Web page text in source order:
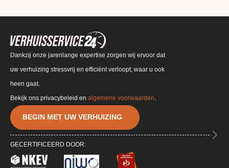
Dankzij onze jarenlange expertise zorgen wij ervoor dat
uw verhuizing stressvrij en efficiënt verloopt, waar u ook
heen gaat.
BEGIN MET UW VERHUIZING
GECERTIFICEERD DOOR:
Bekijk ons privacybeleid en algemene voorwaarden.